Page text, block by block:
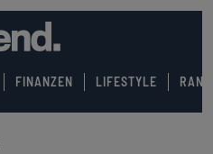
FINANZEN LIFESTYLE